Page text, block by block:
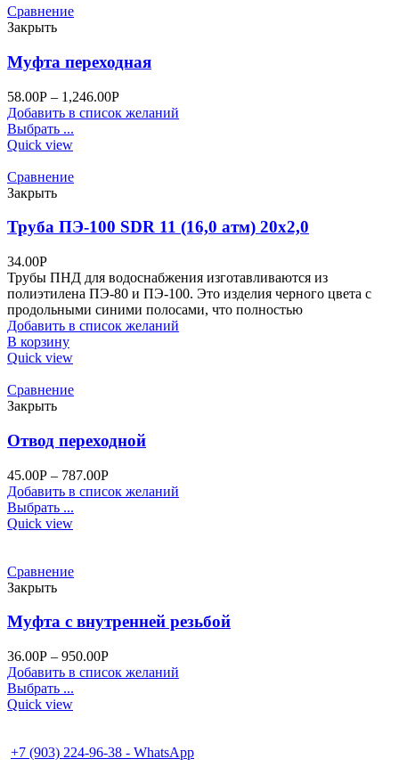
Сравнение
Закрыть
Муфта переходная
58.00Р – 1,246.00Р
Добавить в список желаний
Выбрать ...
Quick view
Сравнение
Закрыть
Труба ПЭ-100 SDR 11 (16,0 атм) 20х2,0
34.00Р
Трубы ПНД для водоснабжения изготавливаются из
полиэтилена ПЭ-80 и ПЭ-100. Это изделия черного цвета с
продольными синими полосами, что полностью
Добавить в список желаний
В корзину
Quick view
Сравнение
Закрыть
Отвод переходной
45.00Р – 787.00Р
Добавить в список желаний
Выбрать ...
Quick view
Сравнение
Закрыть
Муфта с внутренней резьбой
36.00Р – 950.00Р
Добавить в список желаний
Выбрать ...
Quick view
+7 (903) 224-96-38 - WhatsApp